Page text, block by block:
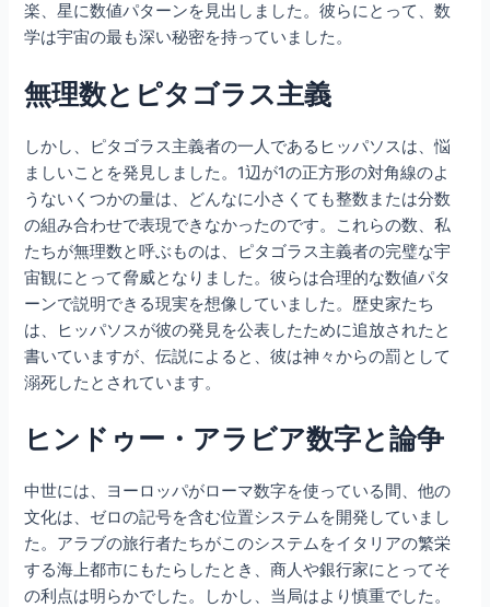
楽、星に数値パターンを見出しました。彼らにとって、数
学は宇宙の最も深い秘密を持っていました。
無理数とピタゴラス主義
しかし、ピタゴラス主義者の一人であるヒッパソスは、悩
ましいことを発見しました。1辺が1の正方形の対角線のよ
うないくつかの量は、どんなに小さくても整数または分数
の組み合わせで表現できなかったのです。これらの数、私
たちが無理数と呼ぶものは、ピタゴラス主義者の完璧な宇
宙観にとって脅威となりました。彼らは合理的な数値パタ
ーンで説明できる現実を想像していました。歴史家たち
は、ヒッパソスが彼の発見を公表したために追放されたと
書いていますが、伝説によると、彼は神々からの罰として
溺死したとされています。
ヒンドゥー・アラビア数字と論争
中世には、ヨーロッパがローマ数字を使っている間、他の
文化は、ゼロの記号を含む位置システムを開発していまし
た。アラブの旅行者たちがこのシステムをイタリアの繁栄
する海上都市にもたらしたとき、商人や銀行家にとってそ
の利点は明らかでした。しかし、当局はより慎重でした。